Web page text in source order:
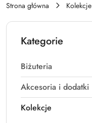
Strona główna Kolekcje
Kategorie
Biżuteria
Akcesoria i dodatki
Kolekcje